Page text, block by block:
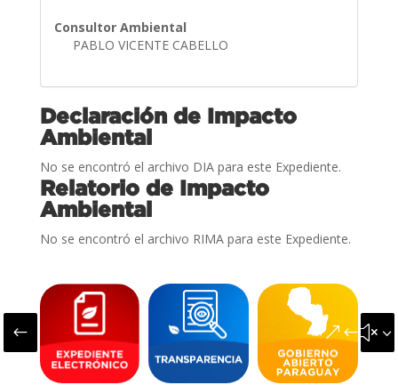
Consultor Ambiental
PABLO VICENTE CABELLO
Declaración de Impacto
Ambiental
No se encontró el archivo DIA para este Expediente.
Relatorio de Impacto
Ambiental
No se encontró el archivo RIMA para este Expediente.
#